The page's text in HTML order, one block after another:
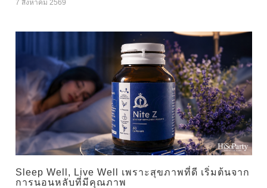
7 สิงหาคม 2569
Sleep Well, Live Well เพราะสุขภาพที่ดี เริ่มต้นจาก
การนอนหลับที่มีคุณภาพ